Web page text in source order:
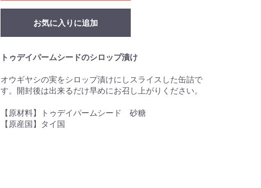
お気に入りに追加
トゥデイパームシードのシロップ漬け
オウギヤシの実をシロップ漬けにしスライスした缶詰で
す。開封後は出来るだけ早めにお召し上がりください。
【原材料】トゥデイパームシード 砂糖
【原産国】タイ国